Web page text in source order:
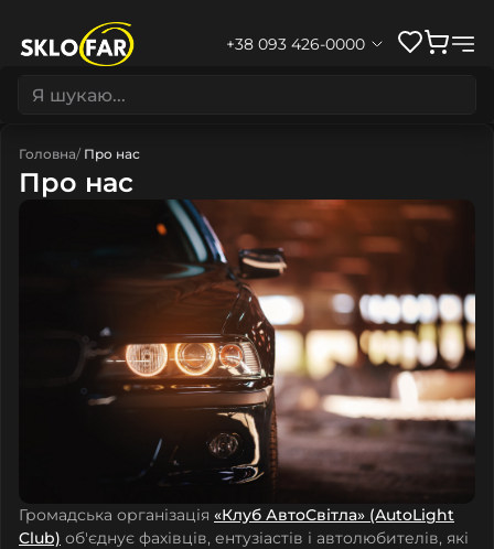
+38 093 426-0000
Головна Про нас
Про нас
Громадська організація «Клуб АвтоСвітла» (AutoLight
Club) об'єднує фахівців, ентузіастів і автолюбителів, які